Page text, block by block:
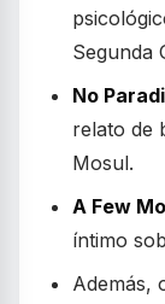
Segunda
No
relato de
Mosul.
A Few
íntimo
Además,